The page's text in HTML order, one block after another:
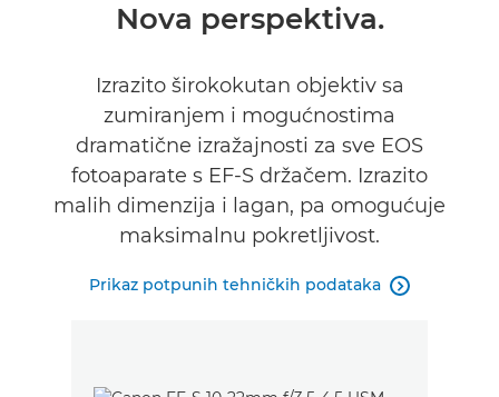
Nova perspektiva.
Izrazito širokokutan objektiv sa
zumiranjem i mogućnostima
dramatične izražajnosti za sve EOS
fotoaparate s EF-S držačem. Izrazito
malih dimenzija i lagan, pa omogućuje
maksimalnu pokretljivost.
Prikaz potpunih tehničkih podataka 